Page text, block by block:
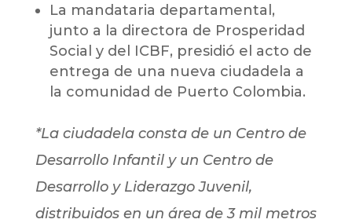
La mandataria departamental,
junto a la directora de Prosperidad
Social y del ICBF, presidió el acto de
entrega de una nueva ciudadela a
la comunidad de Puerto Colombia.
*La ciudadela consta de un Centro de
Desarrollo Infantil y un Centro de
Desarrollo y Liderazgo Juvenil,
distribuidos en un área de 3 mil metros